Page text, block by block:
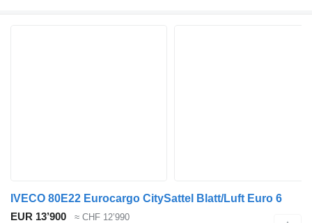
IVECO 80E22 Eurocargo CitySattel Blatt/Luft Euro 6
EUR 13’900
≈ CHF 12’990